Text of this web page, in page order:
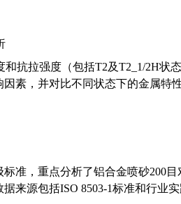
抗拉强度（包括T2及T2_1/2H状
素，并对比不同状态下的金属特
准，重点分析了铝合金喷砂200目
来源包括ISO 8503-1标准和行业